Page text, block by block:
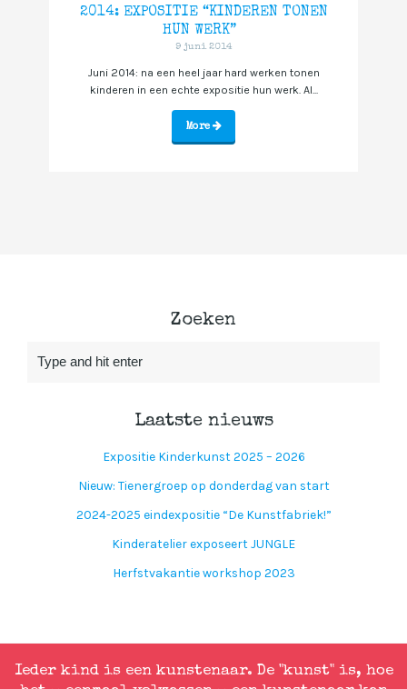
2014: EXPOSITIE “KINDEREN TONEN
HUN WERK”
9 juni 2014
Juni 2014: na een heel jaar hard werken tonen
kinderen in een echte expositie hun werk. Al...
More
Zoeken
Laatste nieuws
Expositie Kinderkunst 2025 – 2026
Nieuw: Tienergroep op donderdag van start
2024-2025 eindexpositie “De Kunstfabriek!”
Kinderatelier exposeert JUNGLE
Herfstvakantie workshop 2023
Ieder kind is een kunstenaar. De "kunst" is, hoe